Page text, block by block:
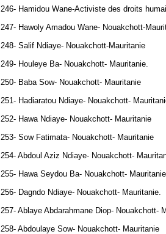
246- Hamidou Wane-Activiste des droits
247- Hawoly Amadou Wane- Nouakchott-
248- Salif Ndiaye- Nouakchott-Mauritanie
249- Houleye Ba- Nouakchott- Mauritanie.
250- Baba Sow- Nouakchott- Mauritanie
251- Hadiaratou Ndiaye- Nouakchott-
252- Hawa Ndiaye- Nouakchott- Mauritanie
253- Sow Fatimata- Nouakchott- Mauritanie
254- Abdoul Aziz Ndiaye- Nouakchott-
255- Hawa Seydou Ba- Nouakchott- Mauritanie
256- Dagndo Ndiaye- Nouakchott- Mauritanie.
257- Ablaye Abdarahmane Diop- Nouakchott-
258- Abdoulaye Sow- Nouakchott- Mauritanie